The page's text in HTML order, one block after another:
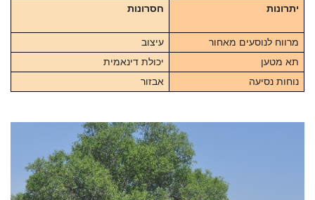
יתרונות
חסרונות
מרווח לנוסעים מאחור
עיצוב
תא מטען
יכולת דינאמית
נוחות נסיעה
אבזור